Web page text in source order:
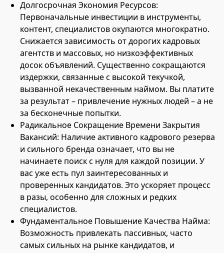
Долгосрочная Экономия Ресурсов:
Первоначальные инвестиции в инструменты,
контент, специалистов окупаются многократно.
Снижается зависимость от дорогих кадровых
агентств и массовых, но низкоэффективных
досок объявлений. Существенно сокращаются
издержки, связанные с высокой текучкой,
вызванной некачественным наймом. Вы платите
за результат – привлечение нужных людей – а не
за бесконечные попытки.
Радикальное Сокращение Времени Закрытия
Вакансий: Наличие активного кадрового резерва
и сильного бренда означает, что вы не
начинаете поиск с нуля для каждой позиции. У
вас уже есть пул заинтересованных и
проверенных кандидатов. Это ускоряет процесс
в разы, особенно для сложных и редких
специалистов.
Фундаментальное Повышение Качества Найма:
Возможность привлекать пассивных, часто
самых сильных на рынке кандидатов, и